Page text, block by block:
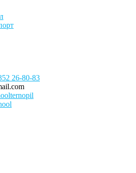
26-80-83